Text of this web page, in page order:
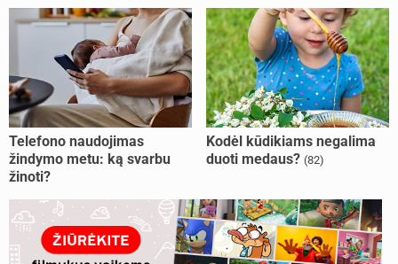
Telefono naudojimas
žindymo metu: ką svarbu
žinoti?
Kodėl kūdikiams negalima
duoti medaus? (82)